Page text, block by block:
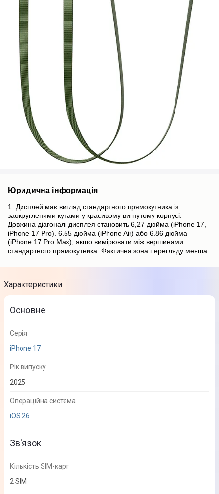
Юридична інформація
1. Дисплей має вигляд стандартного прямокутника із
заокругленими кутами у красивому вигнутому корпусі.
Довжина діагоналі дисплея становить 6,27 дюйма (iPhone 17,
iPhone 17 Pro), 6,55 дюйма (iPhone Air) або 6,86 дюйма
(iPhone 17 Pro Max), якщо вимірювати між вершинами
стандартного прямокутника. Фактична зона перегляду менша.
Характеристики
Основне
Серія
iPhone 17
Рік випуску
2025
Операційна система
iOS 26
Зв'язок
Кількість SIM-карт
2 SIM